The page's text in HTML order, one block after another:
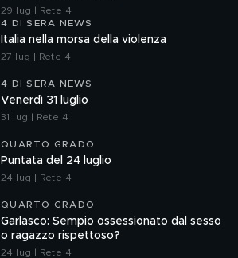
29 lug | Rete 4
4 DI SERA NEWS
Italia nella morsa della violenza
27 lug | Rete 4
4 DI SERA NEWS
Venerdì 31 luglio
31 lug | Rete 4
QUARTO GRADO
Puntata del 24 luglio
24 lug | Rete 4
QUARTO GRADO
Garlasco: Sempio ossessionato dal sesso
o ragazzo rispettoso?
24 lug | Rete 4